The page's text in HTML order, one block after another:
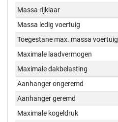
Massa rijklaar
Massa ledig voertuig
Toegestane max. massa voertuig
Maximale laadvermogen
Maximale dakbelasting
Aanhanger ongeremd
Aanhanger geremd
Maximale kogeldruk